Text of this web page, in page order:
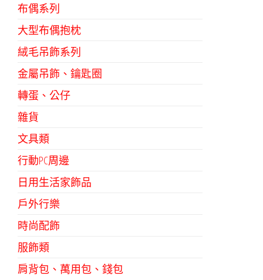
布偶系列
大型布偶抱枕
絨毛吊飾系列
金屬吊飾、鑰匙圈
轉蛋、公仔
雜貨
文具類
行動PC周邊
日用生活家飾品
戶外行樂
時尚配飾
服飾類
肩背包、萬用包、錢包